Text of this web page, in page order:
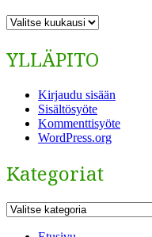
ARKISTO
YLLÄPITO
Kirjaudu sisään
Sisältösyöte
Kommenttisyöte
WordPress.org
Kategoriat
Kategoriat